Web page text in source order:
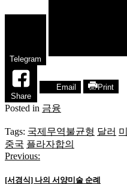
Telegram
Share
Email Print
Posted in 금융
Tags: 국제무역불균형 달러
중국 플라자합의
글
탐
Previous:
[서경식] 나의 서양미술 순례